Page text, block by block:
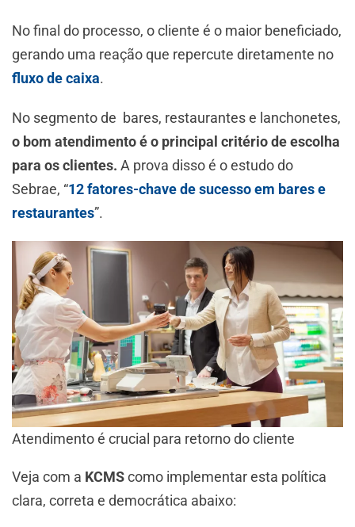
No final do processo, o cliente é o maior beneficiado,
gerando uma reação que repercute diretamente no
fluxo de caixa.
No segmento de bares, restaurantes e lanchonetes,
o bom atendimento é o principal critério de escolha
para os clientes. A prova disso é o estudo do
Sebrae, “12 fatores-chave de sucesso em bares e
restaurantes”.
Atendimento é crucial para retorno do cliente
Veja com a KCMScomo implementar esta política
clara, correta e democrática abaixo: